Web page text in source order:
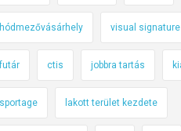
hódmezővásárhely visual signature
futár ctis jobbra tartás
sportage lakott terület kezdete